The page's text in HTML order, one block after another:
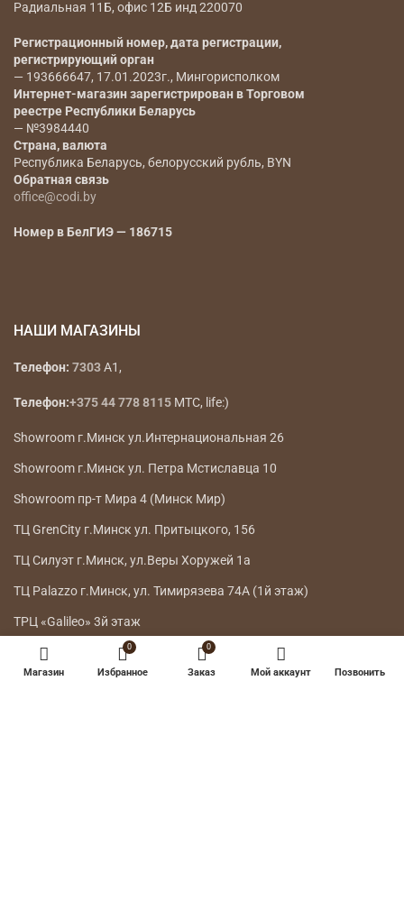
Радиальная 11Б, офис 12Б инд 220070
Регистрационный номер, дата регистрации,
регистрирующий орган
— 193666647, 17.01.2023г., Мингорисполком
Интернет-магазин зарегистрирован в Торговом
реестре Республики Беларусь
— №3984440
Страна, валюта
Республика Беларусь, белорусский рубль, BYN
Обратная связь
office@codi.by
Номер в БелГИЭ — 186715
НАШИ МАГАЗИНЫ
Телефон: 7303A1,
Телефон:+375 44 778 8115 МТС, life:)
Showroom г.Минск ул.Интернациональная 26
Showroom г.Минск ул. Петра Мстиславца 10
Showroom пр-т Мира 4 (Минск Мир)
ТЦ GrenCity г.Минск ул. Притыцкого, 156
ТЦ Силуэт г.Минск, ул.Веры Хоружей 1а
ТЦ Palazzo г.Минск, ул. Тимирязева 74А (1й этаж)
ТРЦ «Galileo» 3й этаж
ГЛАВНОЕ МЕНЮ
Магазин
0
Избранное
0
Заказ Мой аккаунт Позвонить